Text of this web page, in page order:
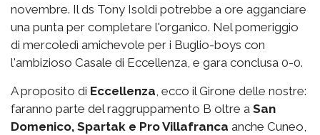
novembre. Il ds Tony Isoldi potrebbe a ore agganciare
una punta per completare l'organico. Nel pomeriggio
di mercoledì amichevole per i Buglio-boys con
l'ambizioso Casale di Eccellenza, e gara conclusa 0-0.
A proposito di Eccellenza, ecco il Girone delle nostre:
faranno parte del raggruppamento B oltre a San
Domenico, Spartak e Pro Villafranca anche Cuneo,